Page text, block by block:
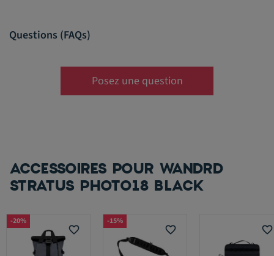
Questions (FAQs)
Posez une question
ACCESSOIRES POUR WANDRD
STRATUS PHOTO18 BLACK
favorite_border
-20%
favorite_border
-15%
favorite_border